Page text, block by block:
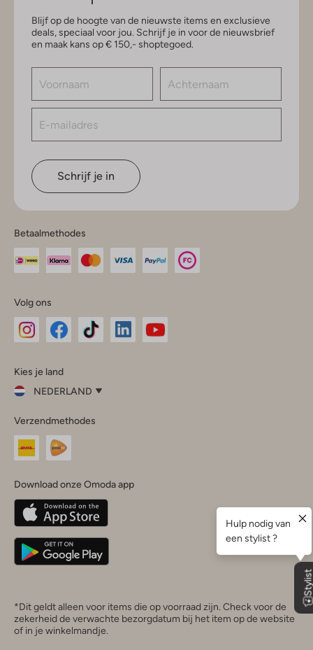
Blijf op de hoogte van de nieuwste items en exclusieve
deals, speciaal voor jou. Schrijf je in voor de nieuwsbrief
en maak kans op € 150,- shoptegoed.
Schrijf je in
Betaalmethodes
Volg ons
InstagramFacebook
Kies je land
NEDERLAND
je
land
Nederland
Belgique(Français)
Deutschland
Verzendmethodes
Download onze Omoda app
*Dit geldt alleen voor items die op voorraad zijn. Check voor de
zekerheid de verwachte bezorgdatum bij het item op de website
of in je winkelmandje.